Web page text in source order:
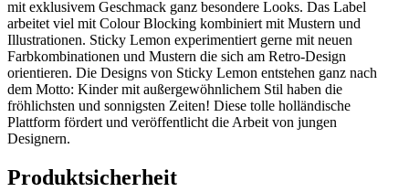
mit exklusivem Geschmack ganz besondere Looks. Das Label
arbeitet viel mit Colour Blocking kombiniert mit Mustern und
Illustrationen. Sticky Lemon experimentiert gerne mit neuen
Farbkombinationen und Mustern die sich am Retro-Design
orientieren. Die Designs von Sticky Lemon entstehen ganz nach
dem Motto: Kinder mit außergewöhnlichem Stil haben die
fröhlichsten und sonnigsten Zeiten! Diese tolle holländische
Plattform fördert und veröffentlicht die Arbeit von jungen
Designern.
Produktsicherheit